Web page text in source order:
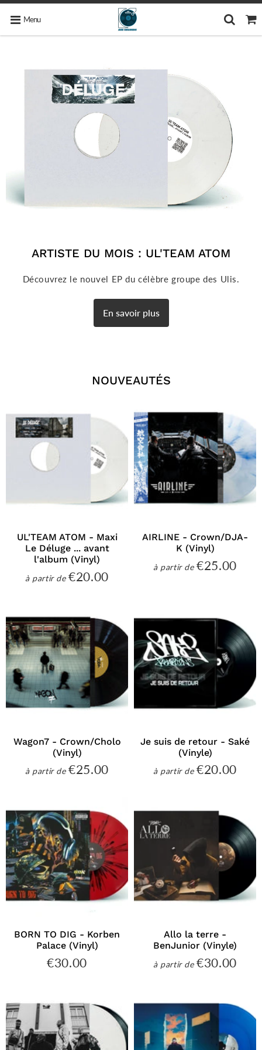
Menu
ARTISTE DU MOIS : UL'TEAM ATOM
Découvrez le nouvel EP du célèbre groupe des Ulis.
En savoir plus
NOUVEAUTÉS
UL'TEAM ATOM - Maxi
Le Déluge ... avant
l'album (Vinyl)
à partir dePrix
€20.00
AIRLINE - Crown/DJA-
K (Vinyl)
à partir dePrix
€25.00
Wagon7 - Crown/Cholo
(Vinyl)
à partir dePrix
€25.00
Je suis de retour - Saké
(Vinyle)
à partir dePrix
€20.00
BORN TO DIG - Korben
Palace (Vinyl)
Prix
€30.00
Allo la terre -
BenJunior (Vinyle)
à partir dePrix
€30.00